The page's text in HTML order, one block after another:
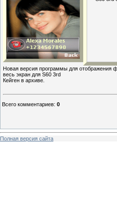
Новая версия программы для отображения
весь экран для S60 3rd
Кейген в архиве.
Всего комментариев: 0
Полная версия сайта